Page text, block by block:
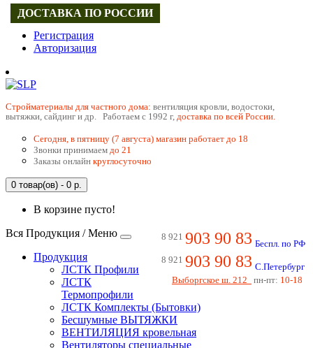
Регистрация
Авторизация
Cтройматериалы для частного дома: вентиляция кровли, водостоки,
вытяжки, сайдинг и др. Работаем с 1992 г, доставка по всей России.
Сегодня, в пятницу (7 августа) магазин работает до 18
Звонки принимаем до 21
Заказы онлайн круглосуточно
0 товар(ов) - 0 р.
В корзине пусто!
8 921 903 90 83 Беспл. по РФ
8 921 903 90 83 С.Петербург
Выборгское ш. 212
пн-пт: 10-18
Вся Продукция / Меню
Продукция
ЛСТК Профили
ЛСТК
Термопрофили
ЛСТК Комплекты (Бытовки)
Бесшумные ВЫТЯЖКИ
ВЕНТИЛЯЦИЯ кровельная
Вентиляторы специальные
ДОСТАВКА ПО РОССИИ